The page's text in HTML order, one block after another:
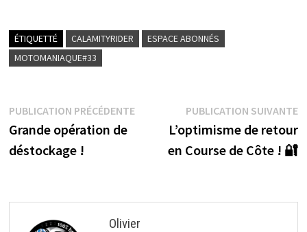
ÉTIQUETTÉ CALAMITYRIDER
ESPACE ABONNÉS
MOTOMANIAQUE#33
Navigation
de
l’article
PUBLICATION PRÉCÉDENTEPublication
précédente :
Grande opération de
déstockage !
PUBLICATION SUIVANTE
L’optimisme de retour
en Course de Côte ! 🔐
Olivier